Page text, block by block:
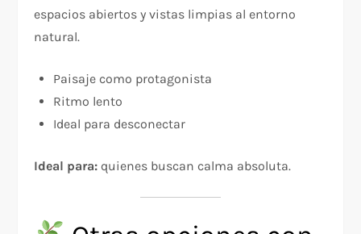
espacios abiertos y vistas limpias al entorno
natural.
Paisaje como protagonista
Ritmo lento
Ideal para desconectar
Ideal para: quienes buscan calma absoluta.